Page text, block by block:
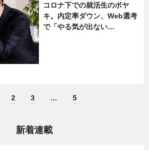
コロナ下での就活生のボヤ
キ。内定率ダウン、Web選考
で「やる気が出ない…
2 3 … 5
新着連載